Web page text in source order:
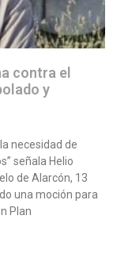
contra el
y
necesidad de
señala Helio
de Alarcón, 13
una moción para
Plan